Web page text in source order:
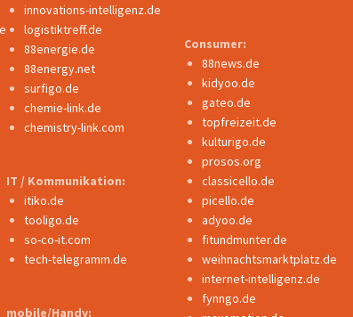
innovations-intelligenz.de
logistiktreff.de
88energie.de
88energy.net
surfigo.de
chemie-link.de
chemistry-link.com
IT / Kommunikation:
itiko.de
tooligo.de
so-co-it.com
tech-telegramm.de
mobile/Handy:
Consumer:
88news.de
kidyoo.de
gateo.de
topfreizeit.de
kulturigo.de
prosos.org
classicello.de
picello.de
adyoo.de
fitundmunter.de
weihnachtsmarktplatz.de
internet-intelligenz.de
fynngo.de